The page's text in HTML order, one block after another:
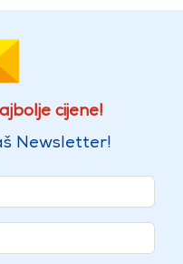
cijene!
Newsletter!